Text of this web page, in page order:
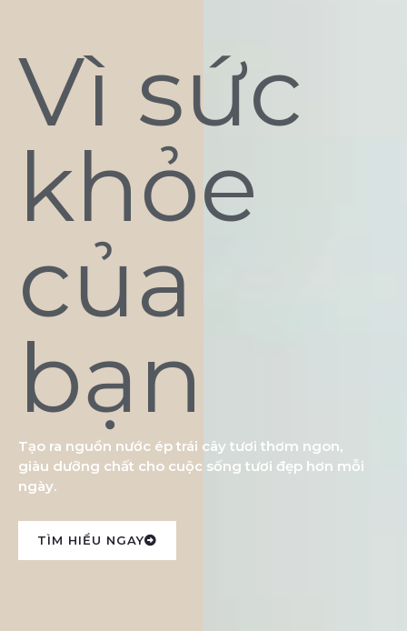
Vì sức
khỏe
của
bạn
Tạo ra nguồn nước ép trái cây tươi thơm ngon,
giàu dưỡng chất cho cuộc sống tươi đẹp hơn mỗi
ngày.
TÌM HIỂU NGAY